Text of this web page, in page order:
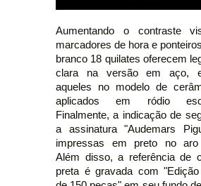
Aumentando o contraste
marcadores de hora e
branco 18 quilates oferecem
clara na versão em aço,
aqueles no modelo de
aplicados em ródio
Finalmente, a indicação de
a assinatura "Audemars
impressas em preto no aro
Além disso, a referência de
preta é gravada com